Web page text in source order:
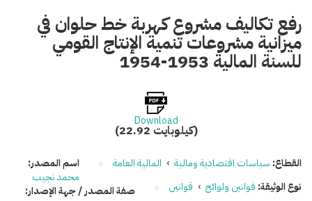
رفع تكاليف مشروع كهربة خط حلوان في
ميزانية مشروعات تنمية الإنتاج القومي
للسنة المالية 1953-1954
Download
(22.92 كيلوبايت)
القطاع: سياسات اقتصادية ومالية › المالية العامة
نوع الوثيقة: قوانين ولوائح › قوانين
اسم المصدر:
محمد نجيب
صفة المصدر / جهة الإصدار: